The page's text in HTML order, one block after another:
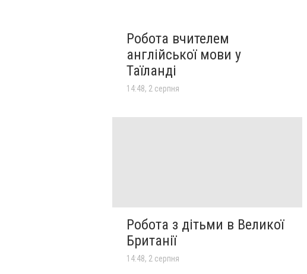
Робота вчителем
англійської мови у
Таїланді
14:48, 2 серпня
Робота з дітьми в Великої
Британії
14:48, 2 серпня